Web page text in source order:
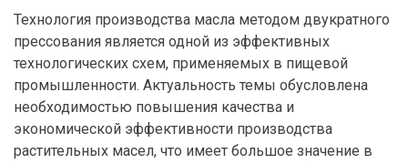
Технология производства масла методом двукратного
прессования является одной из эффективных
технологических схем, применяемых в пищевой
промышленности. Актуальность темы обусловлена
необходимостью повышения качества и
экономической эффективности производства
растительных масел, что имеет большое значение в